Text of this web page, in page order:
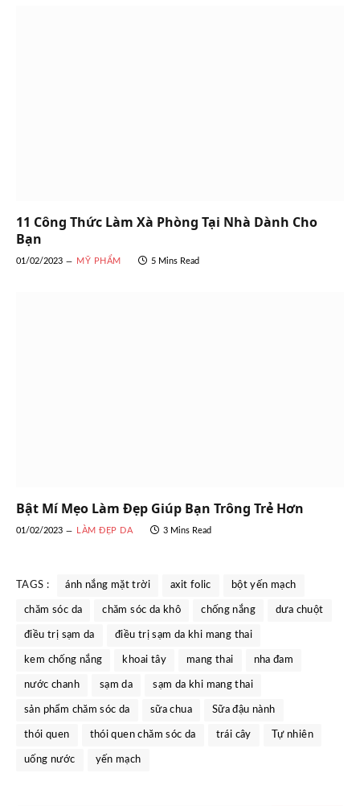
11 Công Thức Làm Xà Phòng Tại Nhà Dành Cho
Bạn
01/02/2023 MỸ PHẨM 5 Mins Read
Bật Mí Mẹo Làm Đẹp Giúp Bạn Trông Trẻ Hơn
01/02/2023 LÀM ĐẸP DA 3 Mins Read
TAGS : ánh nắng mặt trời axit folic bột yến mạch
chăm sóc da chăm sóc da khô chống nắng dưa chuột
điều trị sạm da điều trị sạm da khi mang thai
kem chống nắng khoai tây mang thai nha đam
nước chanh sạm da sạm da khi mang thai
sản phẩm chăm sóc da sữa chua Sữa đậu nành
thói quen thói quen chăm sóc da trái cây Tự nhiên
uống nước yến mạch